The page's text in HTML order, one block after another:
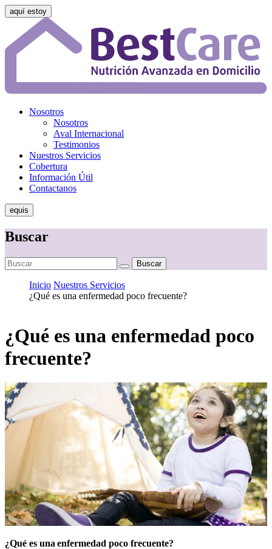
aquí estoy
Nosotros
Nosotros
Aval Internacional
Testimonios
Nuestros Servicios
Cobertura
Información Útil
Contactanos
equis
Buscar
Buscar
Inicio Nuestros Servicios
¿Qué es una enfermedad poco frecuente?
¿Qué es una enfermedad poco
frecuente?
¿Qué es una enfermedad poco frecuente?